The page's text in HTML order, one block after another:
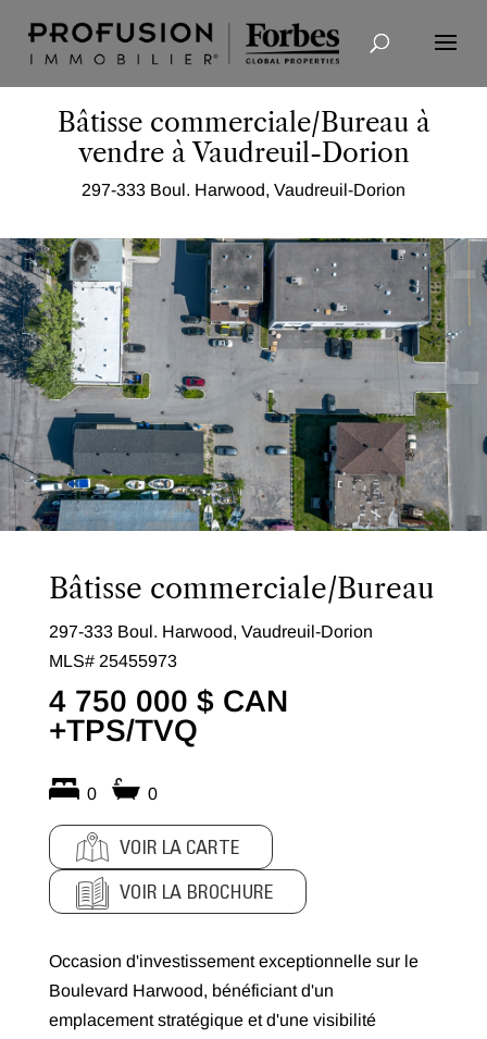
Recherche avancée
Bâtisse commerciale/Bureau à
vendre à Vaudreuil-Dorion
297-333 Boul. Harwood, Vaudreuil-Dorion
Bâtisse commerciale/Bureau
297-333 Boul. Harwood, Vaudreuil-Dorion
MLS# 25455973
4 750 000 $ CAN
+TPS/TVQ
0 0
VOIR LA CARTE
VOIR LA BROCHURE
Occasion d'investissement exceptionnelle sur le
Boulevard Harwood, bénéficiant d'un
emplacement stratégique et d'une visibilité